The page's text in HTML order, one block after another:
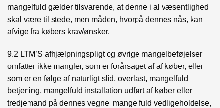
mangelfuld gælder tilsvarende, at denne i al væsentlighed
skal være til stede, men måden, hvorpå dennes nås, kan
afvige fra købers krav/ønsker.
9.2 LTM’S afhjælpningspligt og øvrige mangelbeføjelser
omfatter ikke mangler, som er forårsaget af af køber, eller
som er en følge af naturligt slid, overlast, mangelfuld
betjening, mangelfuld installation udført af køber eller
tredjemand på dennes vegne, mangelfuld vedligeholdelse,